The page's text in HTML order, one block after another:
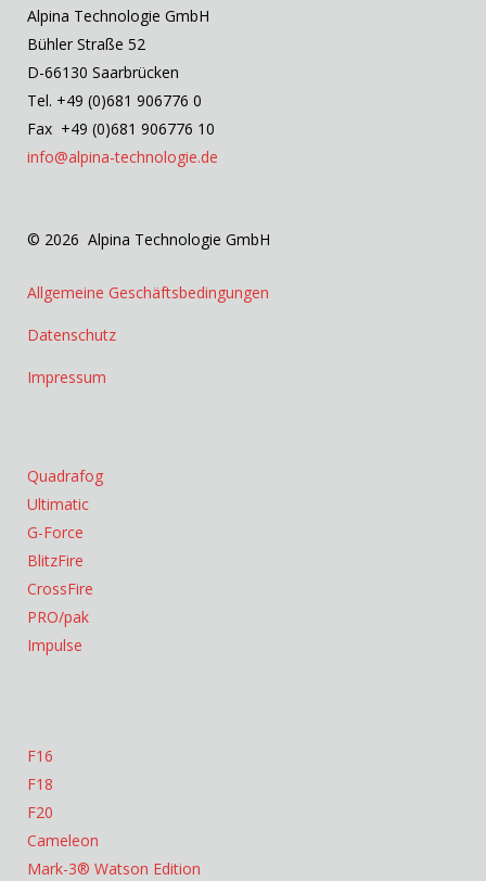
Alpina Technologie GmbH
Bühler Straße 52
D-66130 Saarbrücken
Tel. +49 (0)681 906776 0
Fax +49 (0)681 906776 10
info@alpina-technologie.de
© 2026 Alpina Technologie GmbH
Allgemeine Geschäftsbedingungen
Datenschutz
Impressum
Quadrafog
Ultimatic
G-Force
BlitzFire
CrossFire
PRO/pak
Impulse
F16
F18
F20
Cameleon
Mark-3® Watson Edition